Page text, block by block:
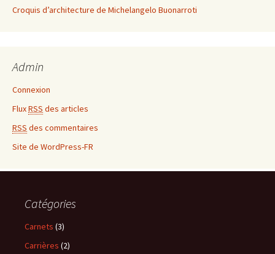
Croquis d’architecture de Michelangelo Buonarroti
Admin
Connexion
FluxRSS des articles
RSS des commentaires
Site de WordPress-FR
Catégories
Carnets (3)
Carrières (2)